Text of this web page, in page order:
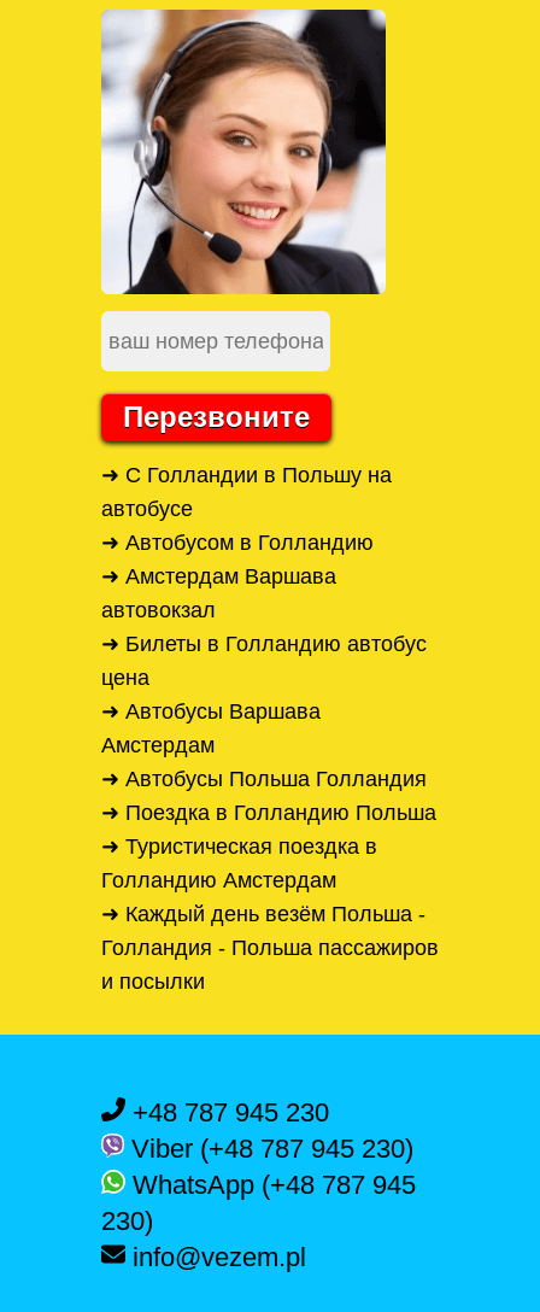
Перезвоните
➜ С Голландии в Польшу на
автобусе
➜ Автобусом в Голландию
➜ Амстердам Варшава
автовокзал
➜ Билеты в Голландию автобус
цена
➜ Автобусы Варшава
Амстердам
➜ Автобусы Польша Голландия
➜ Поездка в Голландию Польша
➜ Туристическая поездка в
Голландию Амстердам
➜ Каждый день везём Польша -
Голландия - Польша пассажиров
и посылки
+48 787 945 230
Viber (+48 787 945 230)
WhatsApp (+48 787 945
230)
info@vezem.pl